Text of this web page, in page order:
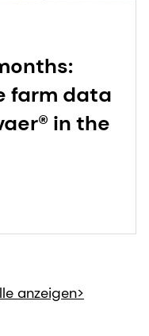
farm data
in the
anzeigen>